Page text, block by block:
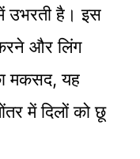
उभरती है। इस
करने और लिंग
मकसद, यह
में दिलों को छू